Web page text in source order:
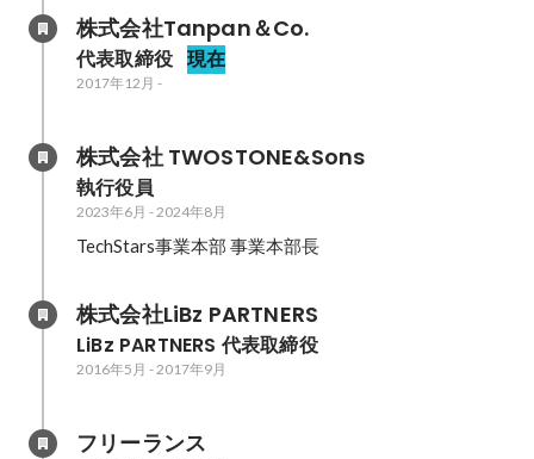
株式会社Tanpan＆Co.
代表取締役 現在
2017年12月 -
株式会社 TWOSTONE&Sons
執行役員
2023年6月 -2024年8月
TechStars事業本部 事業本部長
株式会社LiBz PARTNERS
LiBz PARTNERS 代表取締役
2016年5月 -2017年9月
フリーランス